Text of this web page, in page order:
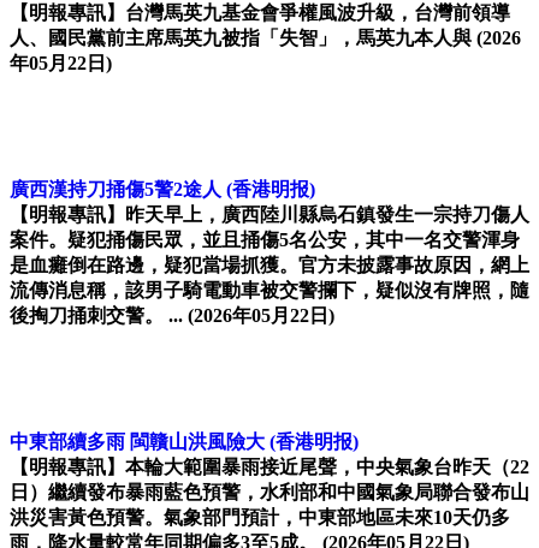
【明報專訊】台灣馬英九基金會爭權風波升級，台灣前領導
人、國民黨前主席馬英九被指「失智」，馬英九本人與 (2026
年05月22日)
廣西漢持刀捅傷5警2途人 (香港明报)
【明報專訊】昨天早上，廣西陸川縣烏石鎮發生一宗持刀傷人
案件。疑犯捅傷民眾，並且捅傷5名公安，其中一名交警渾身
是血癱倒在路邊，疑犯當場抓獲。官方未披露事故原因，網上
流傳消息稱，該男子騎電動車被交警攔下，疑似沒有牌照，隨
後掏刀捅刺交警。 ... (2026年05月22日)
中東部續多雨 閩贛山洪風險大 (香港明报)
【明報專訊】本輪大範圍暴雨接近尾聲，中央氣象台昨天（22
日）繼續發布暴雨藍色預警，水利部和中國氣象局聯合發布山
洪災害黃色預警。氣象部門預計，中東部地區未來10天仍多
雨，降水量較常年同期偏多3至5成。
(2026年05月22日)